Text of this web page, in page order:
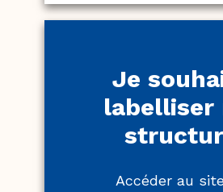
Je
labelliser
Accéder au